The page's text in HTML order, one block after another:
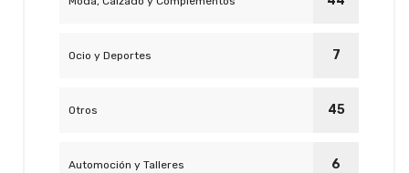
Ocio y Deportes 7
Otros 45
Automoción y Talleres 6